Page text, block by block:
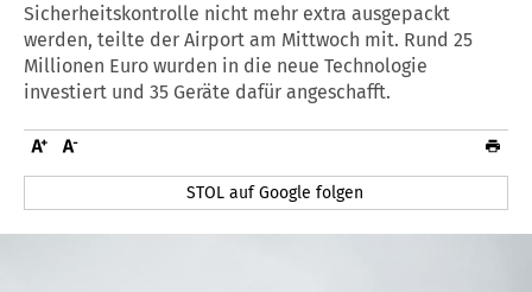
Sicherheitskontrolle nicht mehr extra ausgepackt
werden, teilte der Airport am Mittwoch mit. Rund 25
Millionen Euro wurden in die neue Technologie
investiert und 35 Geräte dafür angeschafft.
STOL auf Google folgen